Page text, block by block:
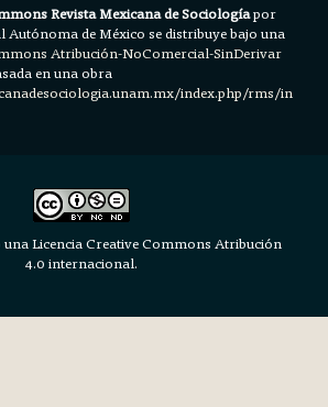
Revista Mexicana de Sociologíapor
Autónoma de México se distribuye bajo una
Atribución-NoComercial-SinDerivar
en una obra
index.php/rms/in
una Licencia Creative Commons Atribución
4.0 internacional.